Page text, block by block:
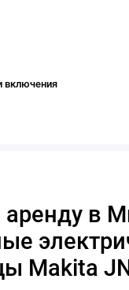
включения
аренду в
Makita